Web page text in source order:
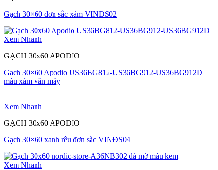
Gạch 30×60 đơn sắc xám VINĐS02
Xem Nhanh
GẠCH 30x60 APODIO
Gạch 30×60 Apodio US36BG812-US36BG912-US36BG912D
màu xám vân mây
Xem Nhanh
GẠCH 30x60 APODIO
Gạch 30×60 xanh rêu đơn sắc VINĐS04
Xem Nhanh